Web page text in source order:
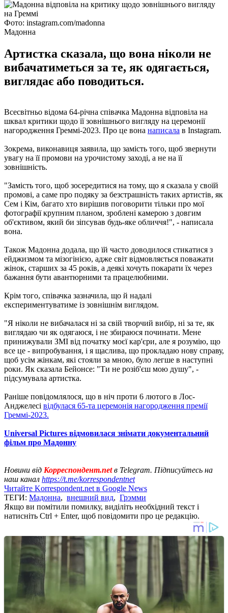
Фото: instagram.com/madonna
Мадонна
Артистка сказала, що вона ніколи не
вибачатиметься за те, як одягається,
виглядає або поводиться.
Всесвітньо відома 64-річна співачка Мадонна відповіла на
шквал критики щодо її зовнішнього вигляду на церемонії
нагородження Греммі-2023. Про це вона написала в Instagram.
Зокрема, виконавиця заявила, що замість того, щоб звернути
увагу на її промови на урочистому заході, а не на її
зовнішність.
"Замість того, щоб зосередитися на тому, що я сказала у своїй
промові, а саме про подяку за безстрашність таких артистів, як
Сем і Кім, багато хто вирішив поговорити тільки про мої
фотографії крупним планом, зроблені камерою з довгим
об'єктивом, який би зіпсував будь-яке обличчя!", - написала
вона.
Також Мадонна додала, що їй часто доводилося стикатися з
ейджизмом та мізогінією, адже світ відмовляється поважати
жінок, старших за 45 років, а деякі хочуть покарати їх через
бажання бути авантюрними та працелюбними.
Крім того, співачка зазначила, що й надалі
експериментуватиме із зовнішнім виглядом.
"Я ніколи не вибачалася ні за свій творчий вибір, ні за те, як
виглядаю чи як одягаюся, і не збираюся починати. Мене
принижували ЗМІ від початку моєї кар'єри, але я розумію, що
все це - випробування, і я щаслива, що прокладаю нову справу,
щоб усім жінкам, які стояли за мною, було легше в наступні
роки. Як сказала Бейонсе: "Ти не розіб'єш мою душу", -
підсумувала артистка.
Раніше повідомлялося, що в ніч проти 6 лютого в Лос-
Анджелесі відбулася 65-та церемонія нагородження премії
Греммі-2023.
Universal Pictures відмовилася знімати документальний
фільм про Мадонну
Новини від Корреспондент.netв Telegram. Підписуйтесь на
наш канал https://t.me/korrespondentnet
Читайте Korrespondent.net в Google News
ТЕГИ: Мадонна, внешний вид, Грэмми
Якщо ви помітили помилку, виділіть необхідний текст і
натисніть Ctrl + Enter, щоб повідомити про це редакцію.